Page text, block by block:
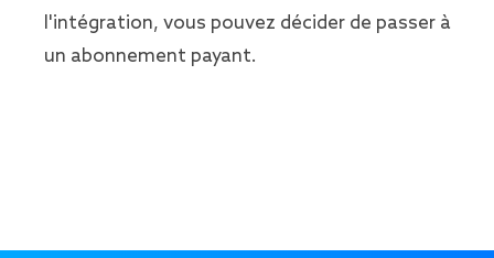
l'intégration, vous pouvez décider de passer à
un abonnement payant.